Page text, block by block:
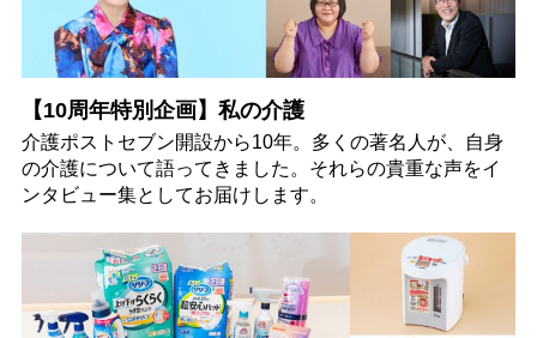
【10周年特別企画】私の介護
介護ポストセブン開設から10年。多くの著名人が、自身
の介護について語ってきました。それらの貴重な声をイ
ンタビュー集としてお届けします。